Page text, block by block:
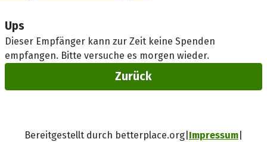
Ups
Dieser Empfänger kann zur Zeit keine Spenden
empfangen. Bitte versuche es morgen wieder.
Zurück
Bereitgestellt durch betterplace.org Impressum